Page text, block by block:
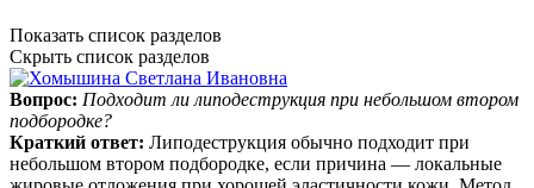
Показать список разделов
Скрыть список разделов
Вопрос: Подходит ли липодеструкция при небольшом втором
подбородке?
Краткий ответ: Липодеструкция обычно подходит при
небольшом втором подбородке, если причина — локальные